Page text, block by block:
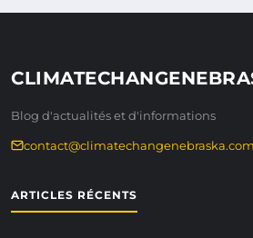
Blog d'actualités et d'informations
contact@climatechangenebraska.com
ARTICLES RÉCENTS